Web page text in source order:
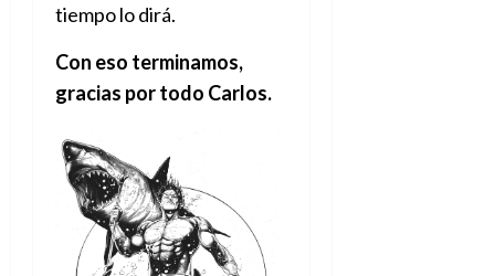
tiempo lo dirá.
Con eso terminamos,
gracias por todo Carlos.